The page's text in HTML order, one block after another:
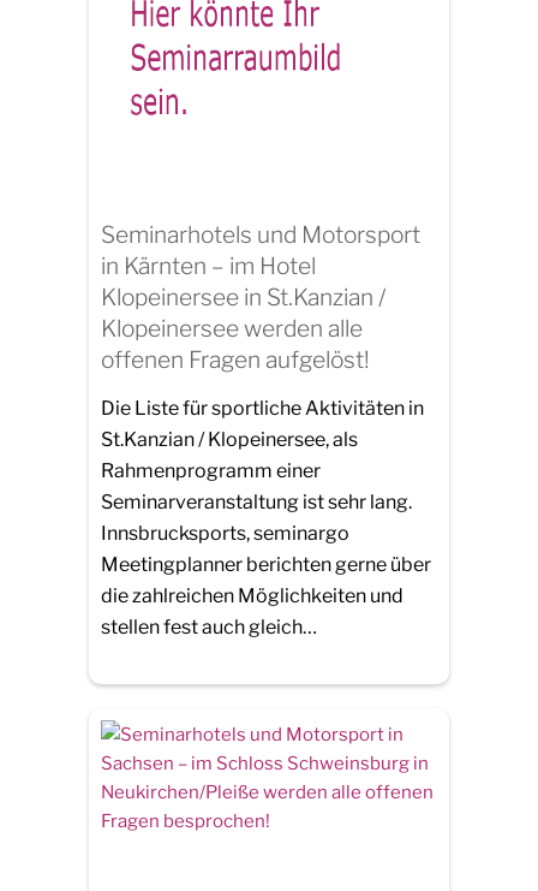
Seminarhotels und Motorsport
in Kärnten – im Hotel
Klopeinersee in St.Kanzian /
Klopeinersee werden alle
offenen Fragen aufgelöst!
Die Liste für sportliche Aktivitäten in
St.Kanzian / Klopeinersee, als
Rahmenprogramm einer
Seminarveranstaltung ist sehr lang.
Innsbrucksports, seminargo
Meetingplanner berichten gerne über
die zahlreichen Möglichkeiten und
stellen fest auch gleich…